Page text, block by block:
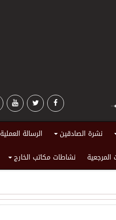
نشرة الصادقين الرسالة العملية
نشاطات مكاتب الخارج